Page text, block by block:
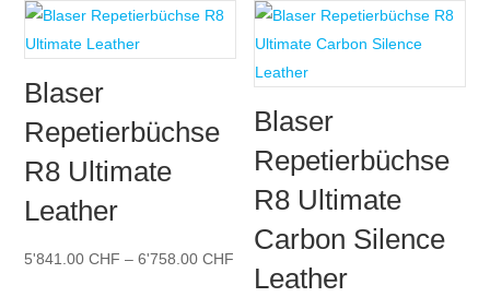
9'583.00 CHF
Blaser
Repetierbüchse
R8 Ultimate
Leather
5'841.00CHF –6'758.00CHF
5'841.00 CHF
Blaser
Repetierbüchse
R8 Ultimate
Carbon Silence
Leather